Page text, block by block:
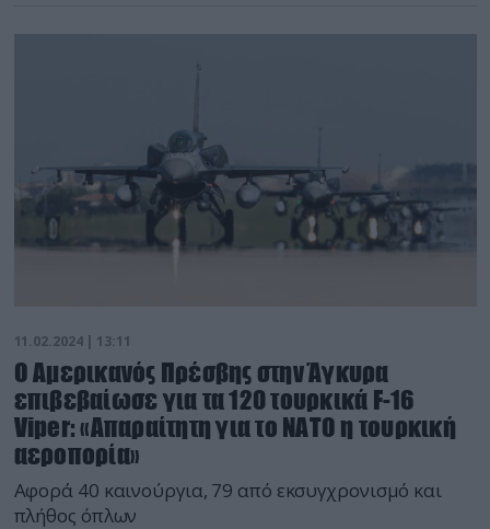
11.02.2024 | 13:11
Ο Αμερικανός Πρέσβης στην Άγκυρα
επιβεβαίωσε για τα 120 τουρκικά F-16
Viper: «Απαραίτητη για το ΝΑΤΟ η τουρκική
αεροπορία»
Αφορά 40 καινούργια, 79 από εκσυγχρονισμό και
πλήθος όπλων